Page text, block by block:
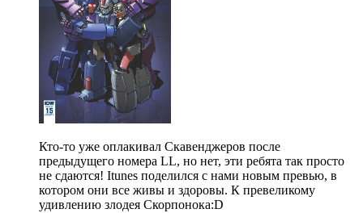
Кто-то уже оплакивал Скавенджеров после
предыдущего номера LL, но нет, эти ребята так просто
не сдаются! Itunes поделился с нами новым превью, в
котором они все живы и здоровы. К превеликому
удивлению злодея Скорпонока:D